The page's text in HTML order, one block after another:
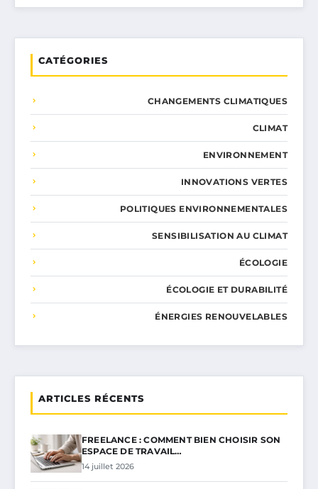
CATÉGORIES
CHANGEMENTS CLIMATIQUES
CLIMAT
ENVIRONNEMENT
INNOVATIONS VERTES
POLITIQUES ENVIRONNEMENTALES
SENSIBILISATION AU CLIMAT
ÉCOLOGIE
ÉCOLOGIE ET DURABILITÉ
ÉNERGIES RENOUVELABLES
ARTICLES RÉCENTS
FREELANCE : COMMENT BIEN CHOISIR SON
ESPACE DE TRAVAIL…
14 juillet 2026